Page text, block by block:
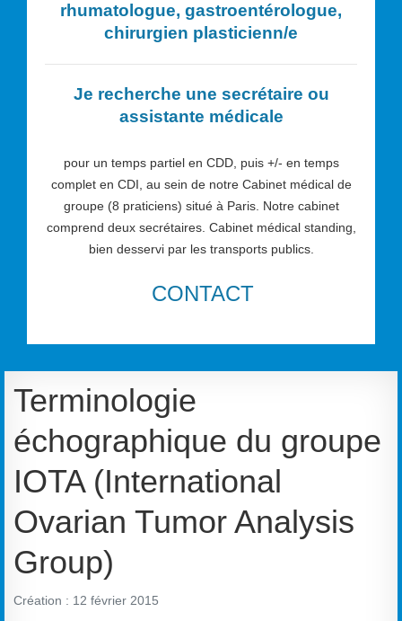
rhumatologue, gastroentérologue,
chirurgien plasticienn/e
Je recherche une secrétaire ou
assistante médicale
pour un temps partiel en CDD, puis +/- en temps
complet en CDI, au sein de notre Cabinet médical de
groupe (8 praticiens) situé à Paris. Notre cabinet
comprend deux secrétaires. Cabinet médical standing,
bien desservi par les transports publics.
CONTACT
Terminologie
échographique du groupe
IOTA (International
Ovarian Tumor Analysis
Group)
Création : 12 février 2015